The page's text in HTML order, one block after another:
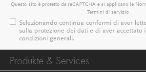
Questo sito è protetto da reCAPTCHA e si applicano le
Termini di servizio .
Selezionando continua confermi di aver
sulla protezione dei dati e di aver accettato
condizioni generali.
Produkte & Services